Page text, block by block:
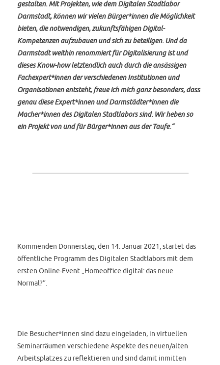
gestalten. Mit Projekten, wie dem Digitalen Stadtlabor
Darmstadt, können wir vielen Bürger*innen die Möglichkeit
bieten, die notwendigen, zukunftsfähigen Digital-
Kompetenzen aufzubauen und sich zu beteiligen. Und da
Darmstadt weithin renommiert für Digitalisierung ist und
dieses Know-how letztendlich auch durch die ansässigen
Fachexpert*innen der verschiedenen Institutionen und
Organisationen entsteht, freue ich mich ganz besonders, dass
genau diese Expert*innen und Darmstädter*innen die
Macher*innen des Digitalen Stadtlabors sind. Wir heben so
ein Projekt von und für Bürger*innen aus der Taufe.“
Kommenden Donnerstag, den 14. Januar 2021, startet das
öffentliche Programm des Digitalen Stadtlabors mit dem
ersten Online-Event „Homeoffice digital: das neue
Normal?“.
Die Besucher*innen sind dazu eingeladen, in virtuellen
Seminarräumen verschiedene Aspekte des neuen/alten
Arbeitsplatzes zu reflektieren und sind damit inmitten